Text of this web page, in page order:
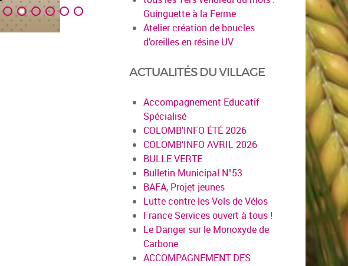
Guinguette à la Ferme
Atelier création de boucles
d’oreilles en résine UV
ACTUALITÉS DU VILLAGE
Accompagnement Educatif
Spécialisé
COLOMB'INFO ÉTÉ 2026
COLOMB'INFO AVRIL 2026
BULLE VERTE
Bulletin Municipal N°53
BAFA, Projet jeunes
Lutte contre les Vols de Vélos
France Services ouvert à tous !
Le Danger sur le Monoxyde de
Carbone
ACCOMPAGNEMENT DES